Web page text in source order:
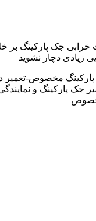
جک پارکینگ بر
زیادی دچار نشوید
مخصوص-تعمیر
جک پارکینگ و